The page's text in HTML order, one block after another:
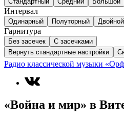
Интервал
Одинарный Полуторный Двойной
Гарнитура
Без засечек
С засечками
Вернуть стандартные настройки
Радио классической музыки
«Война и мир» в